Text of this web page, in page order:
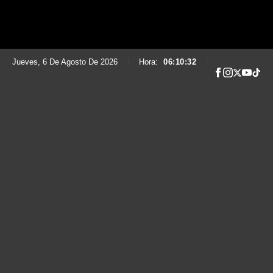
Jueves, 6 De Agosto De 2026 Hora: 06:10:33